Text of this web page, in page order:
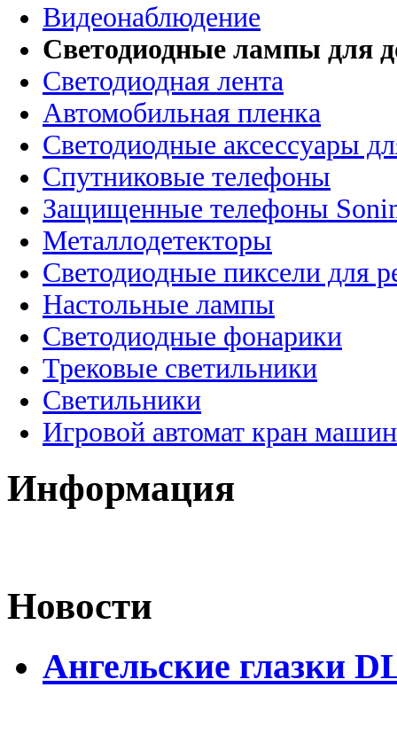
Видеонаблюдение
Светодиодные лампы для
Светодиодная лента
Автомобильная пленка
Светодиодные аксессуары
Спутниковые телефоны
Защищенные телефоны
Металлодетекторы
Светодиодные пиксели для
Настольные лампы
Светодиодные фонарики
Трековые светильники
Светильники
Игровой автомат кран
Информация
Новости
Ангельские глазки